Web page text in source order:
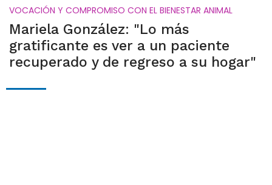
VOCACIÓN Y COMPROMISO CON EL BIENESTAR ANIMAL
Mariela González: "Lo más
gratificante es ver a un paciente
recuperado y de regreso a su hogar"